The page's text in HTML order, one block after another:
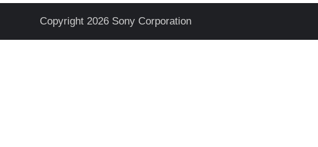
Copyright 2026 Sony Corporation